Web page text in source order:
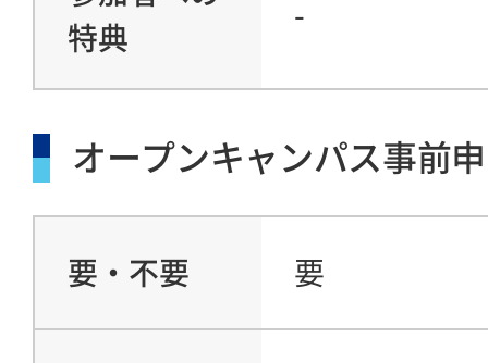
特典
-
オープンキャンパス事前
要・不要 要